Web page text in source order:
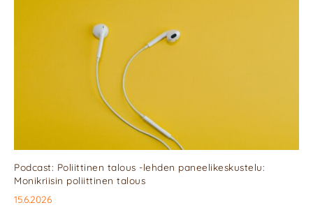
Podcast: Poliittinen talous -lehden paneelikeskustelu:
Monikriisin poliittinen talous
15.6.2026